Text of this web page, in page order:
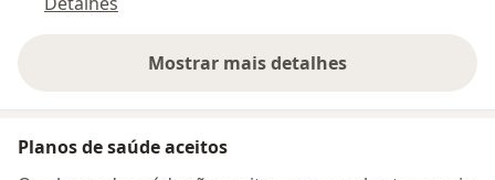
Mostrar mais detalhes
sobre o endereço
Planos de saúde aceitos